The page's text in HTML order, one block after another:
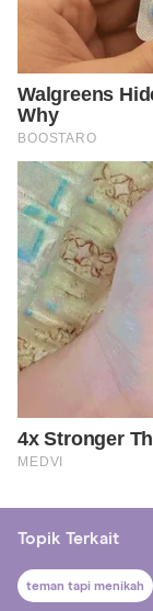
Topik Terkait
teman tapi menikah